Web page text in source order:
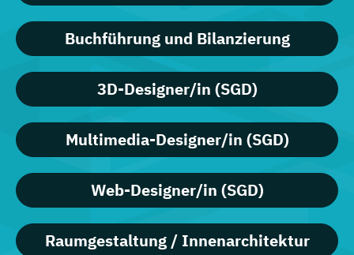
Buchführung und Bilanzierung
3D-Designer/in (SGD)
Multimedia-Designer/in (SGD)
Web-Designer/in (SGD)
Raumgestaltung / Innenarchitektur